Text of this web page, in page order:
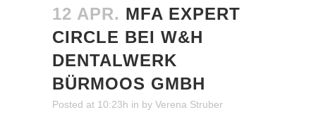
12 APR. MFA EXPERT
CIRCLE BEI W&H
DENTALWERK
BÜRMOOS GMBH
Posted at 10:23h in by Verena Struber